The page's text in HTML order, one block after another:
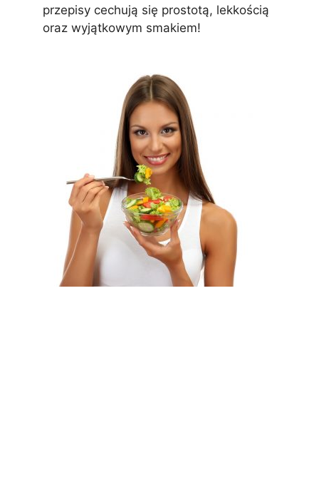
przepisy cechują się prostotą, lekkością
oraz wyjątkowym smakiem!